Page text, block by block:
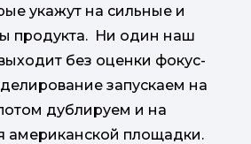
укажут на сильные и
продукта. Ни один наш
без оценки фокус-
запускаем на
дублируем и на
американской площадки.